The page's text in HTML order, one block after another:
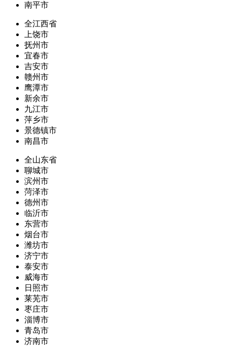
南平市
全江西省
上饶市
抚州市
宜春市
吉安市
赣州市
鹰潭市
新余市
九江市
萍乡市
景德镇市
南昌市
全山东省
聊城市
滨州市
菏泽市
德州市
临沂市
东营市
烟台市
潍坊市
济宁市
泰安市
威海市
日照市
莱芜市
枣庄市
淄博市
青岛市
济南市